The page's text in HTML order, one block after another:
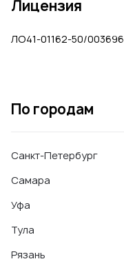
Лицензия
ЛО41-01162-50/
По городам
Санкт-Петербург
Самара
Уфа
Тула
Рязань